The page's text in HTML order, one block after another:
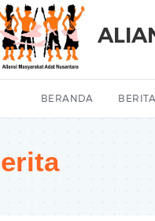
BERANDA BERITA